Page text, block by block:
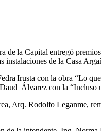
de la Capital entregó
instalaciones de la Casa
Irusta con la obra “Lo
Álvarez con la “Incluso
Arq. Rodolfo Leganme,